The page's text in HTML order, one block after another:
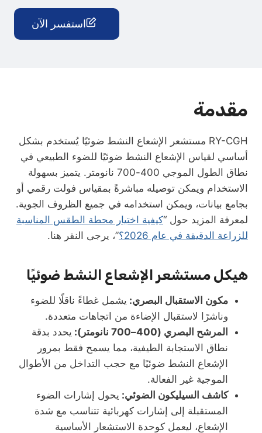
استفسر الآن
مقدمة
RY-CGH مستشعر الإشعاع النشط ضوئيًا يُستخدم بشكل
أساسي لقياس الإشعاع النشط ضوئيًا للضوء الطبيعي في
نطاق الطول الموجي 400-700 نانومتر. يتميز بسهولة
الاستخدام ويمكن توصيله مباشرةً بمقياس فولت رقمي أو
بجامع بيانات، ويمكن استخدامه في جميع الظروف الجوية.
لمعرفة المزيد حول “كيفية اختيار محطة الطقس المناسبة
للزراعة الدقيقة في عام 2026؟
”، يرجى النقر هنا.
هيكل مستشعر الإشعاع النشط ضوئيًا
مكون الاستقبال البصري: يشمل غطاءً ناقلًا للضوء
وناشرًا لاستقبال الإضاءة من اتجاهات متعددة.
المرشح البصري (400–700 نانومتر):
يحدد بدقة
نطاق الاستجابة الطيفية، مما يسمح فقط بمرور
الإشعاع النشط ضوئيًا مع حجب التداخل من الأطوال
الموجية غير الفعالة.
كاشف السيليكون الضوئي: يحول إشارات الضوء
المستقبلة إلى إشارات كهربائية تتناسب مع شدة
الإشعاع، ليعمل كوحدة الاستشعار الأساسية